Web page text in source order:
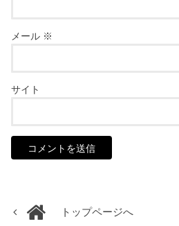
メール ※
サイト
トップページへ